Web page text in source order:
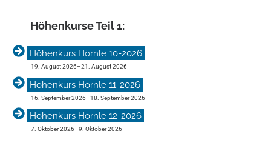
Höhen­kurse Teil 1:
Höhenkurs Hörnle 10-2026
19. August 2026–21. August 2026
Höhenkurs Hörnle 11-2026
16. September 2026–18. September 2026
Höhenkurs Hörnle 12-2026
7. Oktober 2026–9. Oktober 2026